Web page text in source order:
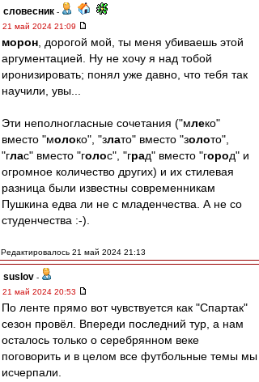
словесник -
21 май 2024 21:09
морон , дорогой мой, ты меня убиваешь этой
аргументацией. Ну не хочу я над тобой
иронизировать; понял уже давно, что тебя так
научили, увы...
Эти неполногласные сочетания ("млеко"
вместо "молоко", "злато" вместо "золото",
"глас" вместо "голос", "град" вместо "город" и
огромное количество других) и их стилевая
разница были известны современникам
Пушкина едва ли не с младенчества. А не со
студенчества :-).
Редактировалось 21 май 2024 21:13
suslov -
21 май 2024 20:53
По ленте прямо вот чувствуется как "Спартак"
сезон провёл. Впереди последний тур, а нам
осталось только о серебрянном веке
поговорить и в целом все футбольные темы мы
исчерпали.